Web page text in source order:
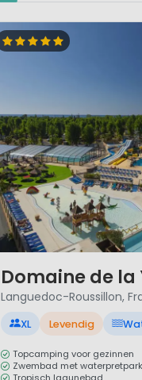
geschikte
beschouwd
herfst een
najaar ook
Domaine de la
Languedoc-Roussillon,
XL Levendig
Topcamping voor gezinnen
Zwembad met